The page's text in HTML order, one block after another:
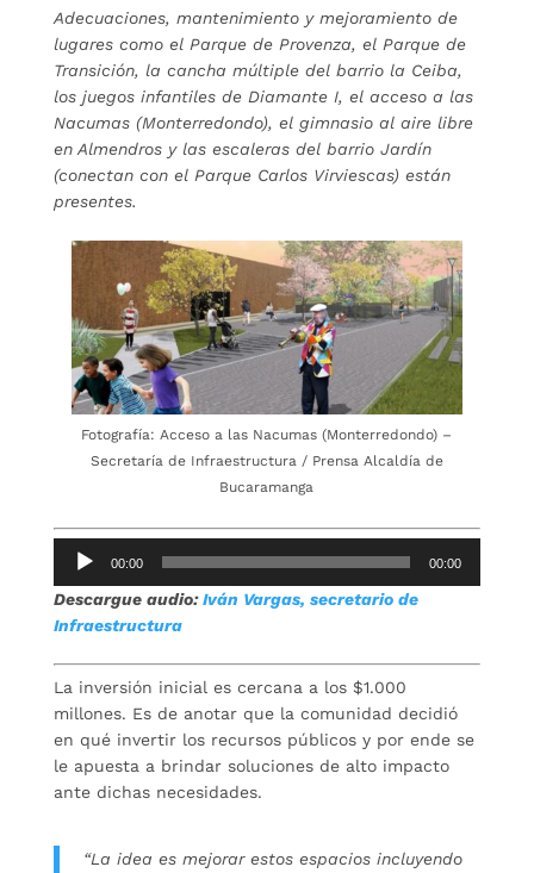
Adecuaciones, mantenimiento y mejoramiento de
lugares como el Parque de Provenza, el Parque de
Transición, la cancha múltiple del barrio la Ceiba,
los juegos infantiles de Diamante I, el acceso a las
Nacumas (Monterredondo), el gimnasio al aire libre
en Almendros y las escaleras del barrio Jardín
(conectan con el Parque Carlos Virviescas) están
presentes.
Fotografía: Acceso a las Nacumas (Monterredondo) –
Secretaría de Infraestructura / Prensa Alcaldía de
Bucaramanga
00:00 00:00
Descargue audio:Iván Vargas, secretario de
Infraestructura
La inversión inicial es cercana a los $1.000
millones. Es de anotar que la comunidad decidió
en qué invertir los recursos públicos y por ende se
le apuesta a brindar soluciones de alto impacto
ante dichas necesidades.
“La idea es mejorar estos espacios incluyendo